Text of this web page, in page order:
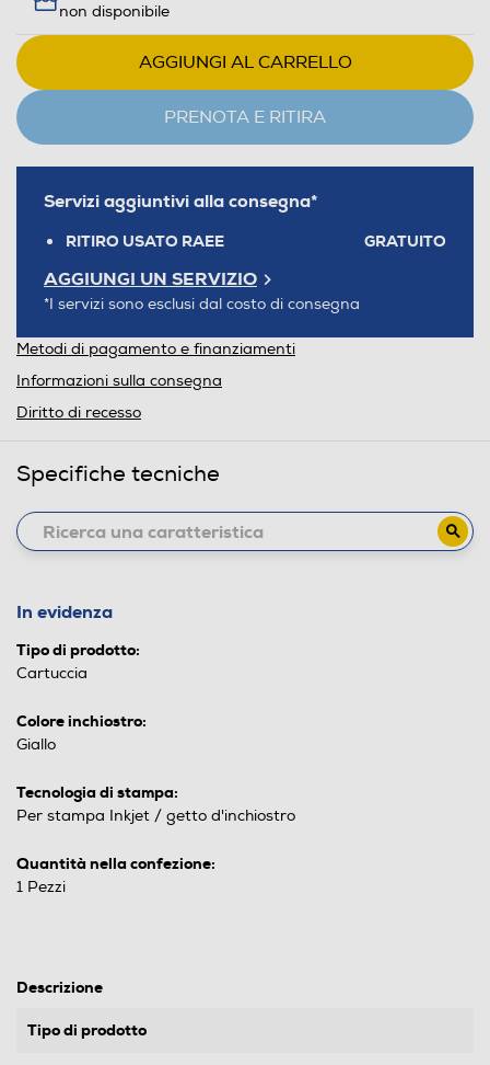
non disponibile
AGGIUNGI AL CARRELLO
PRENOTA E RITIRA
Servizi aggiuntivi alla consegna*
RITIRO USATO RAEE GRATUITO
AGGIUNGI UN SERVIZIO
*I servizi sono esclusi dal costo di consegna
Metodi di pagamento e finanziamenti
Informazioni sulla consegna
Diritto di recesso
Specifiche tecniche
In evidenza
Tipo di prodotto:
Cartuccia
Colore inchiostro:
Giallo
Tecnologia di stampa:
Per stampa Inkjet / getto d'inchiostro
Quantità nella confezione:
1 Pezzi
Descrizione
Tipo di prodotto